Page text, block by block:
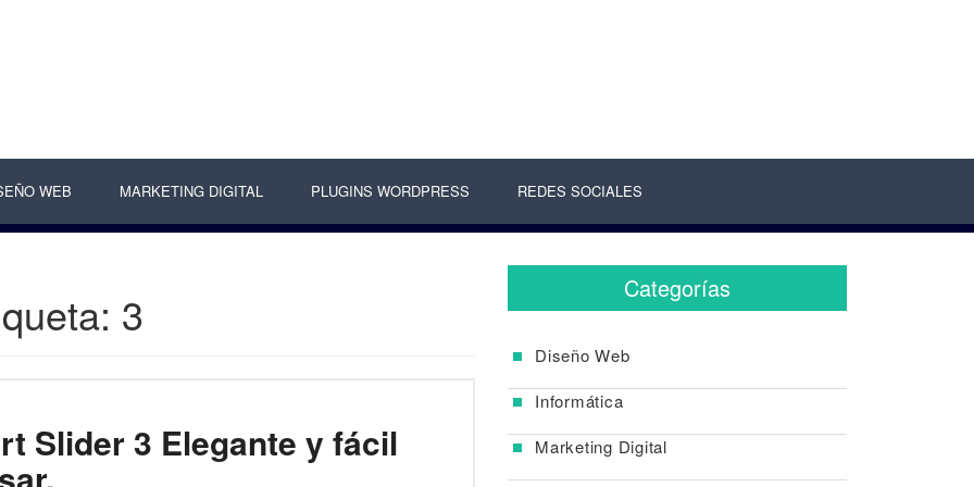
WEB MARKETING DIGITAL PLUGINS WORDPRESS REDES SOCIALES
3
Slider 3 Elegante y fácil
Categorías
Diseño Web
Informática
Marketing Digital